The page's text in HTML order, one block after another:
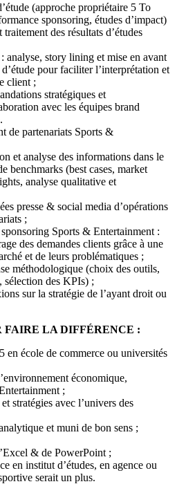
(approche propriétaire 5 To
sponsoring, études d’impact)
des résultats d’études
analyse, story lining et mise en avant
pour faciliter l’interprétation et
client ;
stratégiques et
avec les équipes brand
de partenariats Sports &
et analyse des informations dans le
benchmarks (best cases, market
analyse qualitative et
presse & social media d’opérations
;
Sports & Entertainment :
des demandes clients grâce à une
et de leurs problématiques ;
méthodologique (choix des outils,
sélection des KPIs) ;
sur la stratégie de l’ayant droit ou
FAIRE LA DIFFÉRENCE :
en école de commerce ou universités
économique,
;
stratégies avec l’univers des
et muni de bon sens ;
& de PowerPoint ;
en institut d’études, en agence ou
serait un plus.